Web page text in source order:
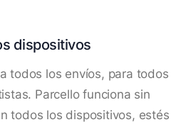
dispositivos
todos los envíos, para todos
Parcello funciona sin
todos los dispositivos, estés